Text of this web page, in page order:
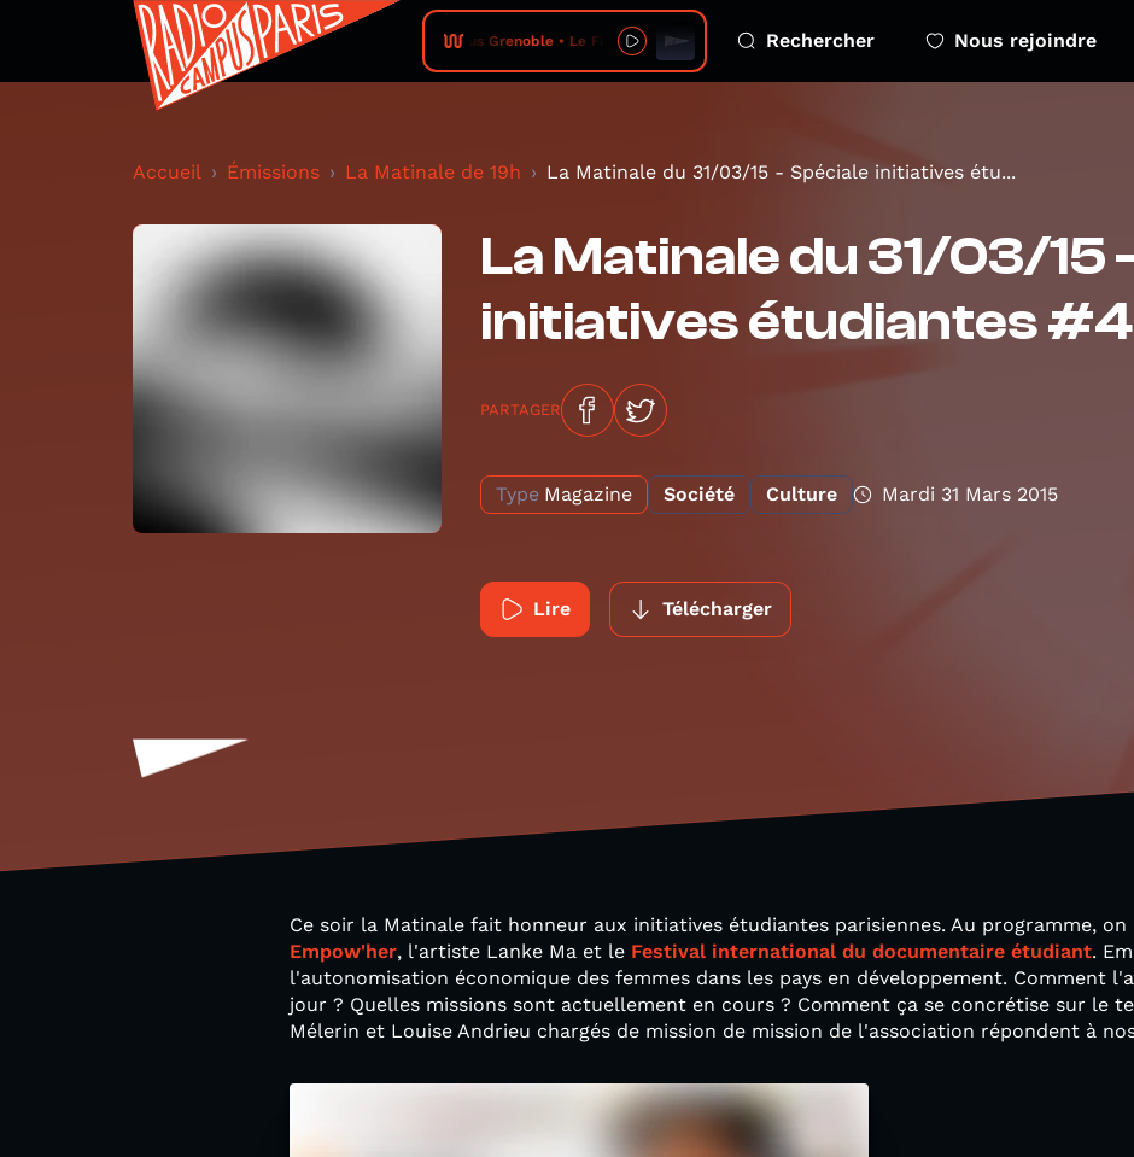
Radio Campus Grenoble • Le Flou sur la langue - 2026-08-08 - no 6Rechercher Nous rejoindre
Accueil Émissions La Matinale de 19h La Matinale du 31/03/15 - Spéciale initiatives étu...
La Matinale du 31/03/15
initiatives étudiantes #4
PARTAGER
Type Magazine Société Culture Mardi 31 Mars 2015
Lire Télécharger
Ce soir la Matinale fait honneur aux initiatives étudiantes parisiennes. Au programme,
Empow'her, l'artiste Lanke Ma et le Festival international du documentaire étudiant.
l'autonomisation économique des femmes dans les pays en développement. Comment
jour ? Quelles missions sont actuellement en cours ? Comment ça se concrétise sur le
Mélerin et Louise Andrieu chargés de mission de mission de l'association répondent à